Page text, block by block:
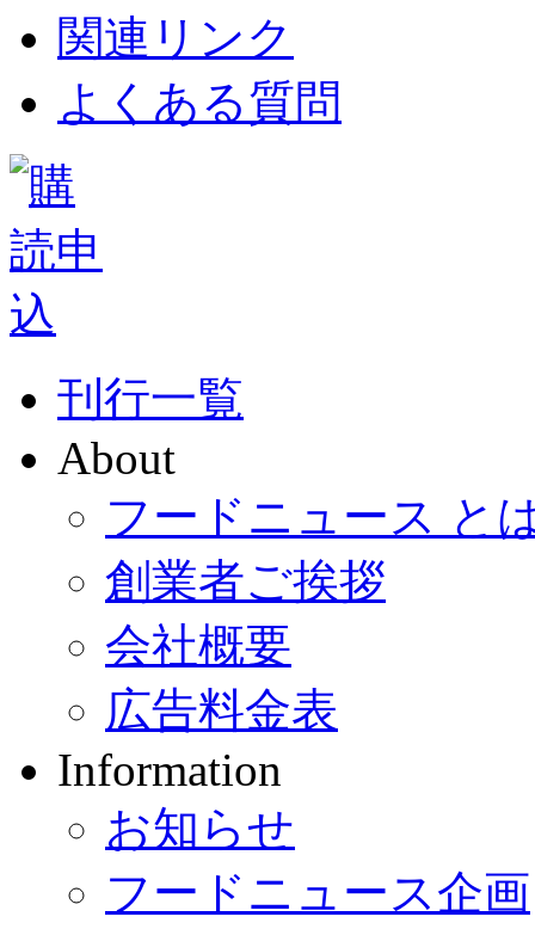
関連リンク
よくある質問
刊行一覧
About
フードニュース と
創業者ご挨拶
会社概要
広告料金表
Information
お知らせ
フードニュース企画